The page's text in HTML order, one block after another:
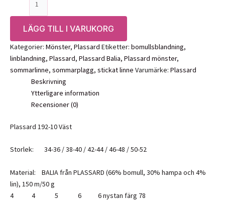
Balia,
192
10
Plassard
LÄGG TILL I VARUKORG
Kategorier: Mönster, Plassard Etiketter: bomullsblandning,
linblandning, Plassard, Plassard Balia, Plassard mönster,
sommarlinne, sommarplagg, stickat linne Varumärke: Plassard
Beskrivning
Ytterligare information
Recensioner (0)
Plassard 192-10 Väst
Storlek: 34-36 / 38-40 / 42-44 / 46-48 / 50-52
Material: BALIA från PLASSARD (66% bomull, 30% hampa och 4%
lin), 150 m/50 g
4 4 5 6 6 nystan färg 78